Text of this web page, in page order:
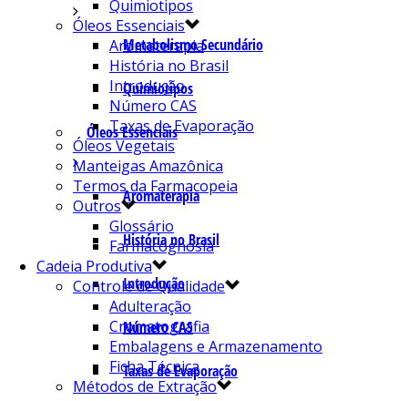
Metabolismo Secundário
Quimiotipos
Óleos Essenciais
Aromaterapia
História no Brasil
Introdução
Número CAS
Taxas de Evaporação
Quimiotipos
Óleos Essenciais
Aromaterapia
História no Brasil
Introdução
Número CAS
Taxas de Evaporação
Óleos Vegetais
Manteigas Amazônica
Termos da Farmacopeia
Outros
Glossário
Farmacognosia
Cadeia Produtiva
Controle de Qualidade
Adulteração
Cromatografia
Embalagens e Armazenamento
Ficha Técnica
Métodos de Extração